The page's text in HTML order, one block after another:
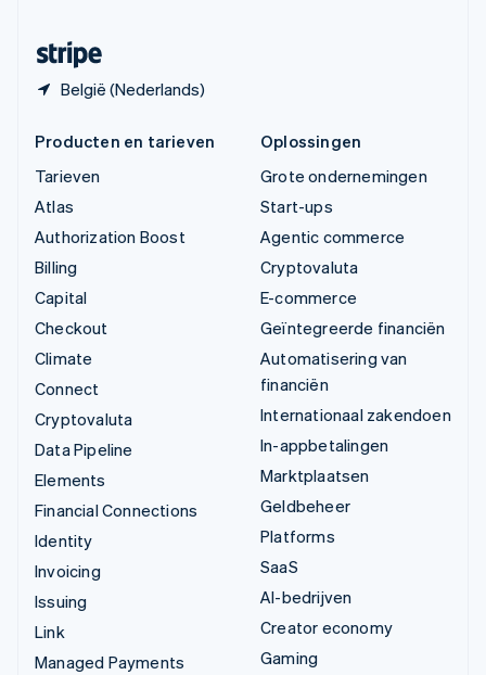
België (Nederlands)
Producten en tarieven
Tarieven
Atlas
Authorization Boost
Billing
Capital
Checkout
Climate
Connect
Cryptovaluta
Data Pipeline
Elements
Financial Connections
Identity
Invoicing
Issuing
Link
Managed Payments
Oplossingen
Grote ondernemingen
Start-ups
Agentic commerce
Cryptovaluta
E-commerce
Geïntegreerde financiën
Automatisering van
financiën
Internationaal zakendoen
In-appbetalingen
Marktplaatsen
Geldbeheer
Platforms
SaaS
AI-bedrijven
Creator economy
Gaming